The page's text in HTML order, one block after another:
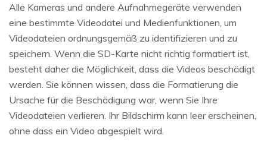
Alle Kameras und andere Aufnahmegeräte verwenden
eine bestimmte Videodatei und Medienfunktionen, um
Videodateien ordnungsgemäß zu identifizieren und zu
speichern. Wenn die SD-Karte nicht richtig formatiert ist,
besteht daher die Möglichkeit, dass die Videos beschädigt
werden. Sie können wissen, dass die Formatierung die
Ursache für die Beschädigung war, wenn Sie Ihre
Videodateien verlieren. Ihr Bildschirm kann leer erscheinen,
ohne dass ein Video abgespielt wird.